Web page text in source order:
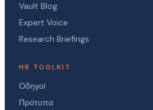
Vault Blog
Expert Voice
Research Briefings
HR TOOLKIT
Οδηγοί
Πρότυπα